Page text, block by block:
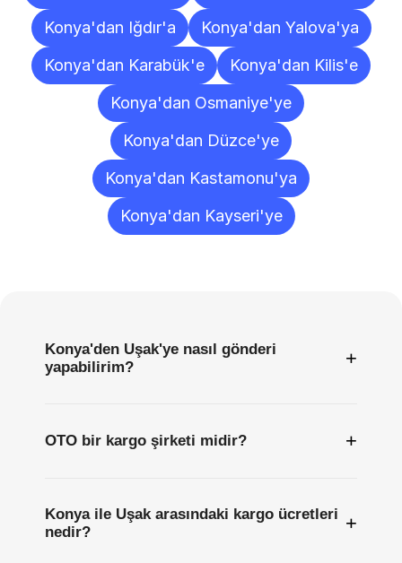
Konya'dan Iğdır'a
Konya'dan Yalova'ya
Konya'dan Karabük'e
Konya'dan Kilis'e
Konya'dan Osmaniye'ye
Konya'dan Düzce'ye
Konya'dan Kastamonu'ya
Konya'dan Kayseri'ye
Konya'den Uşak'ye nasıl gönderi
yapabilirim?
+
OTO bir kargo şirketi midir? +
Konya ile Uşak arasındaki kargo ücretleri
nedir?
+